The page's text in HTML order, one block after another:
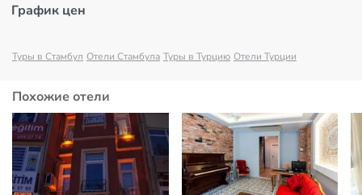
График цен
Туры в Стамбул Отели Стамбула Туры в Турцию Отели Турции
Похожие отели